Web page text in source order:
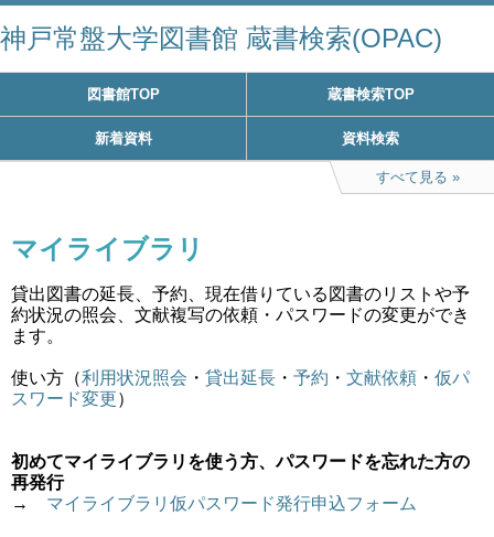
神戸常盤大学図書館 蔵書検索(OPAC)
図書館TOP 蔵書検索TOP
新着資料 資料検索
すべて見る
マイライブラリ
貸出図書の延長、予約、現在借りている図書のリストや予
約状況の照会、文献複写の依頼・パスワードの変更ができ
ます。
使い方（利用状況照会 ・ 貸出延長 ・ 予約 ・ 文献依頼 ・ 仮パ
スワード変更）
初めてマイライブラリを使う方、パスワードを忘れた方の
再発行
→ マイライブラリ仮パスワード発行申込フォーム